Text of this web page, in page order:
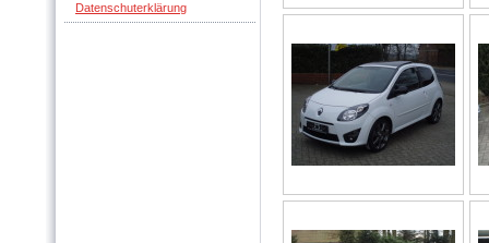
Datenschuterklärung